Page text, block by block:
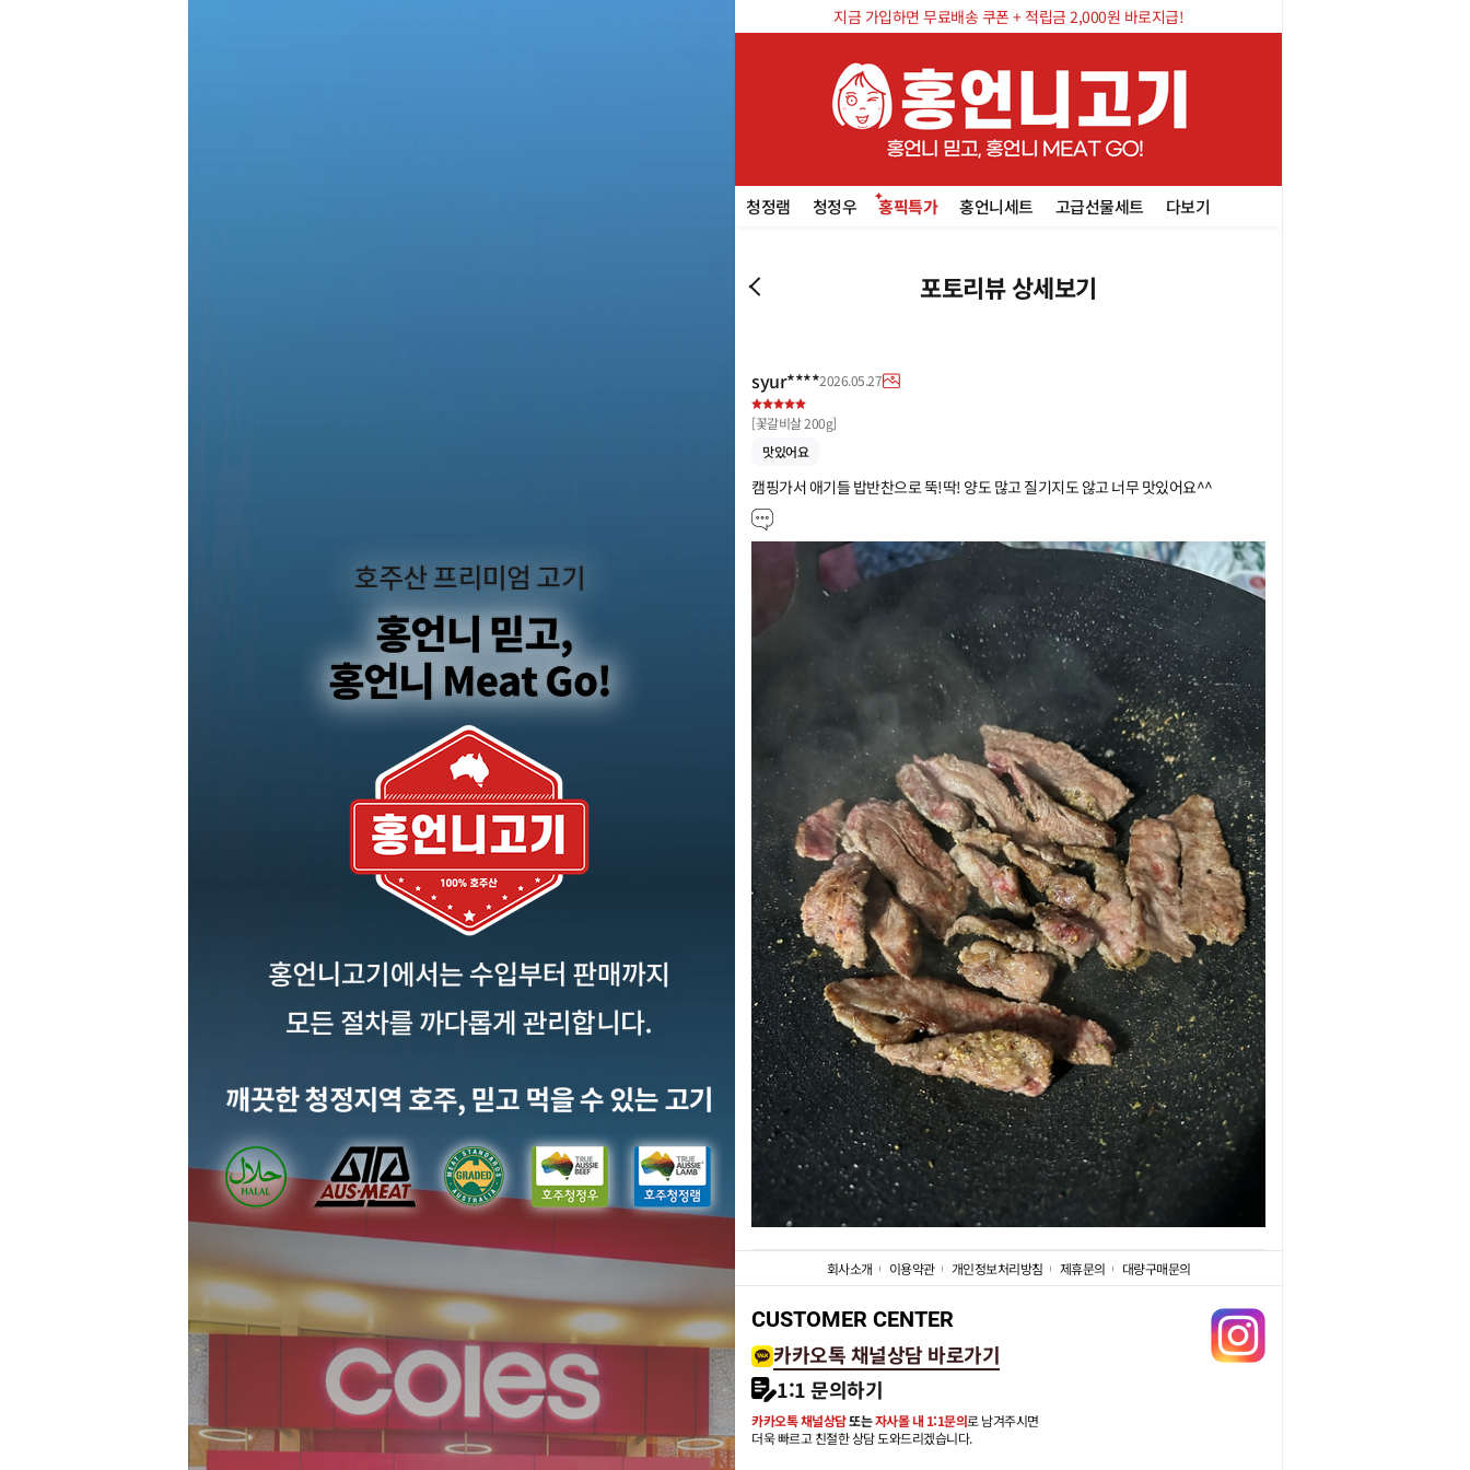
지금 가입하면 무료배송 쿠폰 + 적립금 2,000원 바로지급!
청정램 청정우 홍픽특가 홍언니세트 고급선물세트 다보기
포토리뷰 상세보기
syur****2026.05.27
[꽃갈비살 200g]
맛있어요
캠핑가서 애기들 밥반찬으로 뚝!딱! 양도 많고 질기지도 않고 너무 맛있어요^^
회사소개 이용약관 개인정보처리방침 제휴문의 대량구매문의
CUSTOMER CENTER
카카오톡 채널상담 바로가기
1:1 문의하기
카카오톡 채널상담또는자사몰 내 1:1문의로 남겨주시면
더욱 빠르고 친절한 상담 도와드리겠습니다.